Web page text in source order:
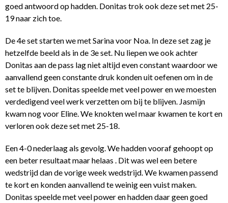
goed antwoord op hadden. Donitas trok ook deze set met 25-
19 naar zich toe.
De 4e set starten we met Sarina voor Noa. In deze set zag je
hetzelfde beeld als in de 3e set. Nu liepen we ook achter
Donitas aan de pass lag niet altijd even constant waardoor we
aanvallend geen constante druk konden uit oefenen om in de
set te blijven. Donitas speelde met veel power en we moesten
verdedigend veel werk verzetten om bij te blijven. Jasmijn
kwam nog voor Eline. We knokten wel maar kwamen te kort en
verloren ook deze set met 25-18.
Een 4-0 nederlaag als gevolg. We hadden vooraf gehoopt op
een beter resultaat maar helaas . Dit was wel een betere
wedstrijd dan de vorige week wedstrijd. We kwamen passend
te kort en konden aanvallend te weinig een vuist maken.
Donitas speelde met veel power en hadden daar geen goed